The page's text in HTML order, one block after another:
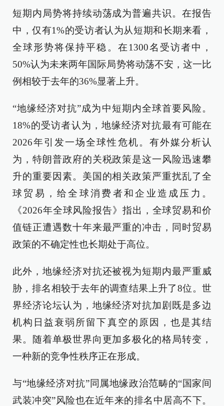
短期内局势将持续动荡成为普遍共识。在报告
中，仅有1%的受访者认为从短期和长期来看，
全球形势将保持平稳。在1300名受访者中，
50%认为未来两年国际局势将动荡不安，这一比
例相较于去年的36%显著上升。
“地缘经济对抗”成为中短期内全球首要风险。
18%的受访者认为，地缘经济对抗最有可能在
2026年引发一场全球性危机。有外媒分析认
为，特朗普政府的关税政策是这一风险迅速攀
升的重要因素。美国的相关政策严重扰乱了全
球贸易，给全球消费者和企业造成压力。
《2026年全球风险报告》指出，全球贸易和价
值链正遭遇数十年来最严重的冲击，同时贸易
政策的不确定性也长期处于高位。
此外，地缘经济对抗还被视为短期内最严重威
胁，排名相较于去年的调查结果上升了8位。世
界经济论坛认为，地缘经济对抗加剧既是多边
机构日益衰弱所留下真空的原因，也是其结
果。随着单极世界向更加多极化的格局转变，
一种新的竞争性秩序正在形成。
与“地缘经济对抗”同属地缘政治范畴的“国家间
武装冲突”风险也在近年来的排名中居高不下。